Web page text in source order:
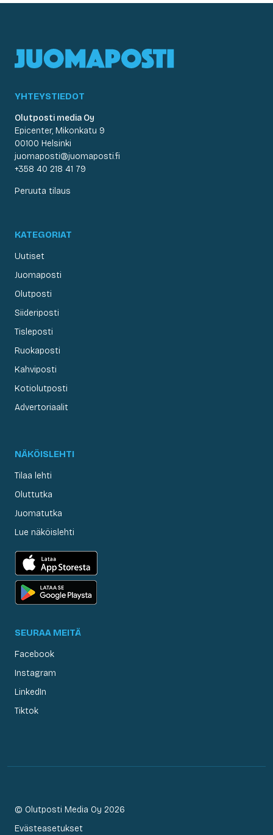
YHTEYSTIEDOT
Olutposti media Oy
Epicenter, Mikonkatu 9
00100 Helsinki
juomaposti@juomaposti.fi
+358 40 218 41 79
Peruuta tilaus
KATEGORIAT
Uutiset
Juomaposti
Olutposti
Siideriposti
Tisleposti
Ruokaposti
Kahviposti
Kotiolutposti
Advertoriaalit
NÄKÖISLEHTI
Tilaa lehti
Oluttutka
Juomatutka
Lue näköislehti
SEURAA MEITÄ
Facebook
Instagram
LinkedIn
Tiktok
© Olutposti Media Oy 2026
Evästeasetukset